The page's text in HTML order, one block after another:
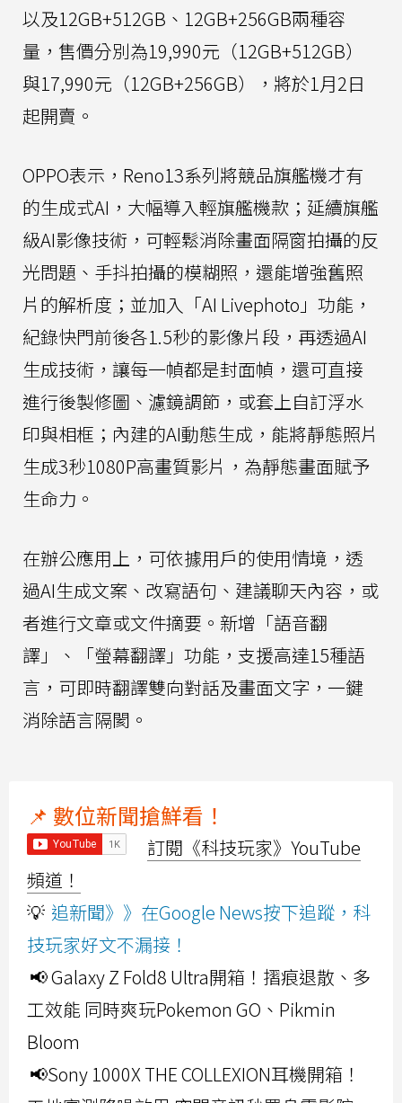
以及12GB+512GB、12GB+256GB兩種容
量，售價分別為19,990元（12GB+512GB）
與17,990元（12GB+256GB），將於1月2日
起開賣。
OPPO表示，Reno13系列將競品旗艦機才有
的生成式AI，大幅導入輕旗艦機款；延續旗艦
級AI影像技術，可輕鬆消除畫面隔窗拍攝的反
光問題、手抖拍攝的模糊照，還能增強舊照
片的解析度；並加入「AI Livephoto」功能，
紀錄快門前後各1.5秒的影像片段，再透過AI
生成技術，讓每一幀都是封面幀，還可直接
進行後製修圖、濾鏡調節，或套上自訂浮水
印與相框；內建的AI動態生成，能將靜態照片
生成3秒1080P高畫質影片，為靜態畫面賦予
生命力。
在辦公應用上，可依據用戶的使用情境，透
過AI生成文案、改寫語句、建議聊天內容，或
者進行文章或文件摘要。新增「語音翻
譯」、「螢幕翻譯」功能，支援高達15種語
言，可即時翻譯雙向對話及畫面文字，一鍵
消除語言隔閡。
📌 數位新聞搶鮮看！
訂閱《科技玩家》YouTube
頻道！
💡 追新聞》》在Google News按下追蹤，科
技玩家好文不漏接！
📢 Galaxy Z Fold8 Ultra開箱！摺痕退散、多
工效能 同時爽玩Pokemon GO、Pikmin
Bloom
📢Sony 1000X THE COLLEXION耳機開箱！